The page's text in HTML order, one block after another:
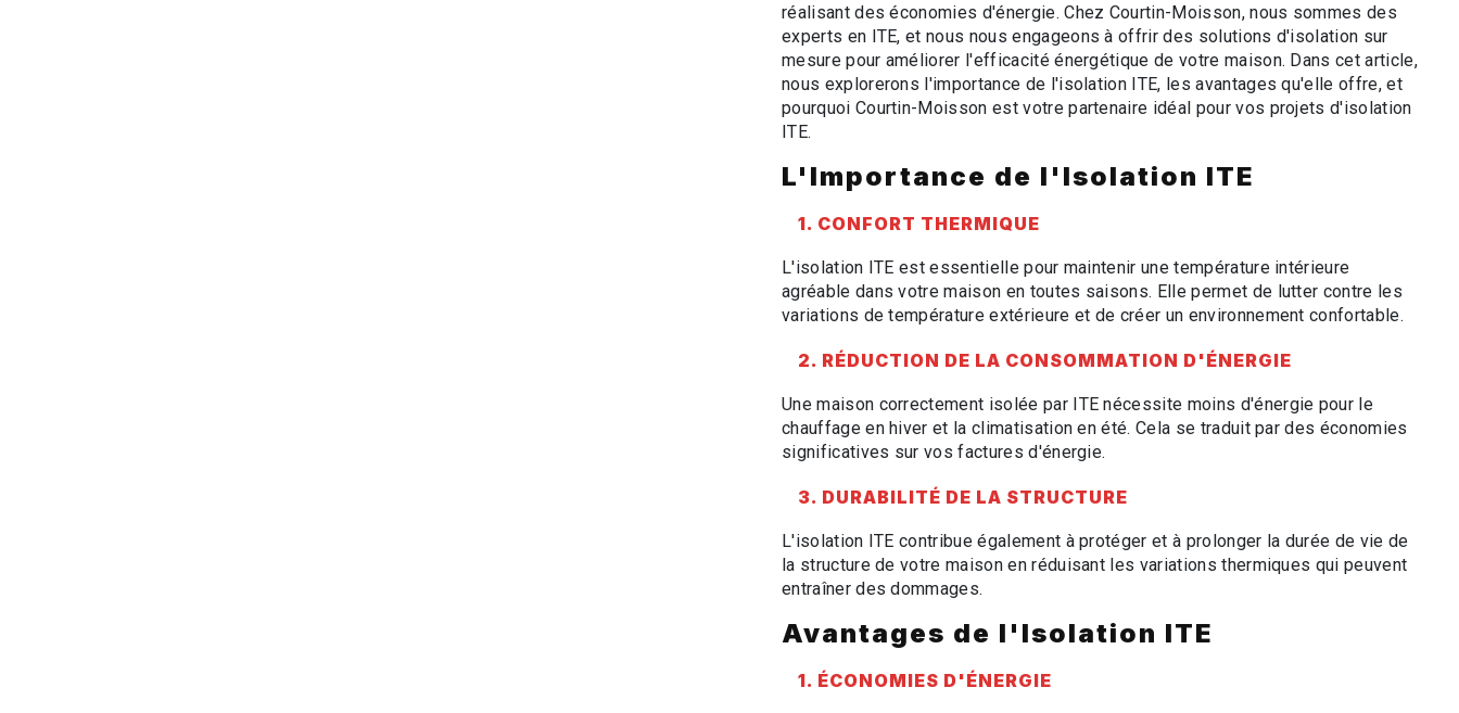
réalisant des économies d'énergie. Chez Courtin-Moisson, nous sommes des
experts en ITE, et nous nous engageons à offrir des solutions d'isolation sur
mesure pour améliorer l'efficacité énergétique de votre maison. Dans cet article,
nous explorerons l'importance de l'isolation ITE, les avantages qu'elle offre, et
pourquoi Courtin-Moisson est votre partenaire idéal pour vos projets d'isolation
ITE.
L'Importance de l'Isolation ITE
1. CONFORT THERMIQUE
L'isolation ITE est essentielle pour maintenir une température intérieure
agréable dans votre maison en toutes saisons. Elle permet de lutter contre les
variations de température extérieure et de créer un environnement confortable.
2. RÉDUCTION DE LA CONSOMMATION D'ÉNERGIE
Une maison correctement isolée par ITE nécessite moins d'énergie pour le
chauffage en hiver et la climatisation en été. Cela se traduit par des économies
significatives sur vos factures d'énergie.
3. DURABILITÉ DE LA STRUCTURE
L'isolation ITE contribue également à protéger et à prolonger la durée de vie de
la structure de votre maison en réduisant les variations thermiques qui peuvent
entraîner des dommages.
Avantages de l'Isolation ITE
1. ÉCONOMIES D'ÉNERGIE